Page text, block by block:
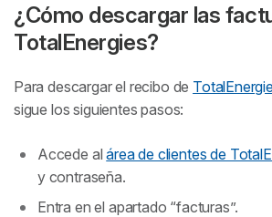
¿Cómo descargar las
TotalEnergies?
Para descargar el recibo de
sigue los siguientes pasos:
Accede alárea de clientes de
y contraseña.
Entra en el apartado “facturas”.